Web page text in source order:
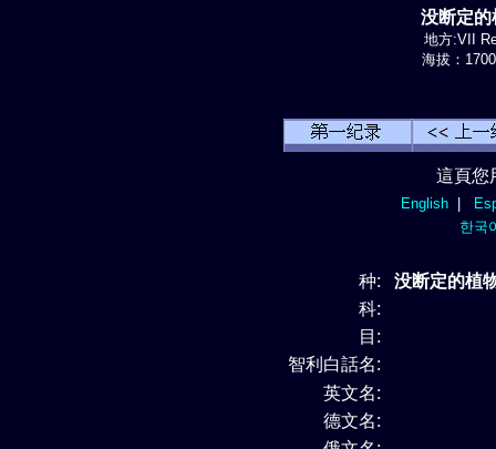
没断定
地方:VII
海拔：
這頁您
English|
한국
种:
没断定的植
科:
目:
智利白話名:
英文名:
德文名: